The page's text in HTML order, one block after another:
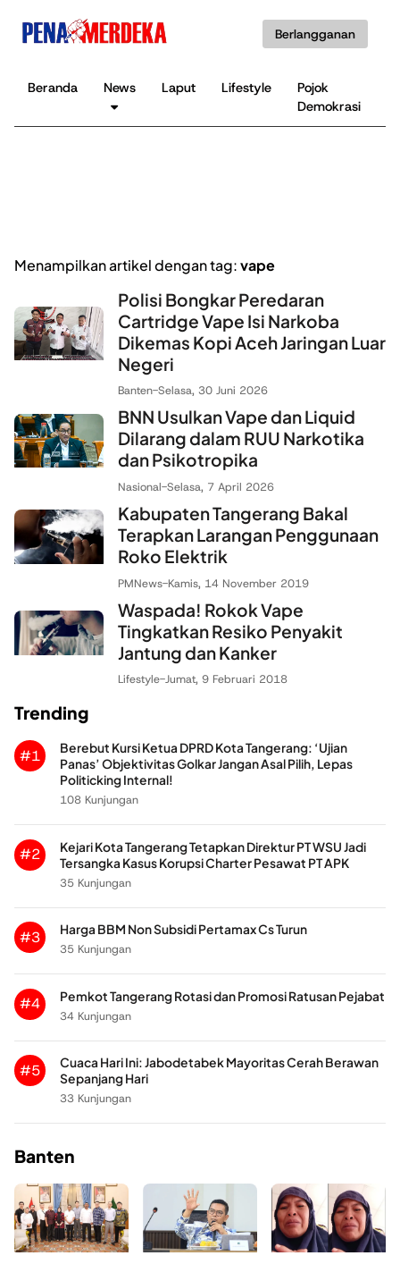
Berlangganan
Beranda News Laput Lifestyle
Pojok
Demokrasi
Menampilkan artikel dengan tag:vape
Polisi Bongkar Peredaran
Cartridge Vape Isi Narkoba
Dikemas Kopi Aceh Jaringan Luar
Negeri
Banten-Selasa, 30 Juni 2026
BNN Usulkan Vape dan Liquid
Dilarang dalam RUU Narkotika
dan Psikotropika
Nasional-Selasa, 7 April 2026
Kabupaten Tangerang Bakal
Terapkan Larangan Penggunaan
Roko Elektrik
PMNews-Kamis, 14 November 2019
Waspada! Rokok Vape
Tingkatkan Resiko Penyakit
Jantung dan Kanker
Lifestyle-Jumat, 9 Februari 2018
Trending
#1
Berebut Kursi Ketua DPRD Kota Tangerang: ‘Ujian
Panas’ Objektivitas Golkar Jangan Asal Pilih, Lepas
Politicking Internal!
108 Kunjungan
#2
Kejari Kota Tangerang Tetapkan Direktur PT WSU Jadi
Tersangka Kasus Korupsi Charter Pesawat PT APK
35 Kunjungan
#3
Harga BBM Non Subsidi Pertamax Cs Turun
35 Kunjungan
#4
Pemkot Tangerang Rotasi dan Promosi Ratusan Pejabat
34 Kunjungan
#5
Cuaca Hari Ini: Jabodetabek Mayoritas Cerah Berawan
Sepanjang Hari
33 Kunjungan
Banten